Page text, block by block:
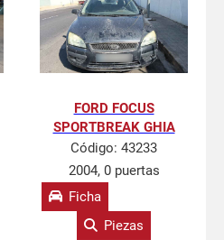
FORD FOCUS
SPORTBREAK GHIA
Código: 43233
2004, 0 puertas
Ficha
Piezas